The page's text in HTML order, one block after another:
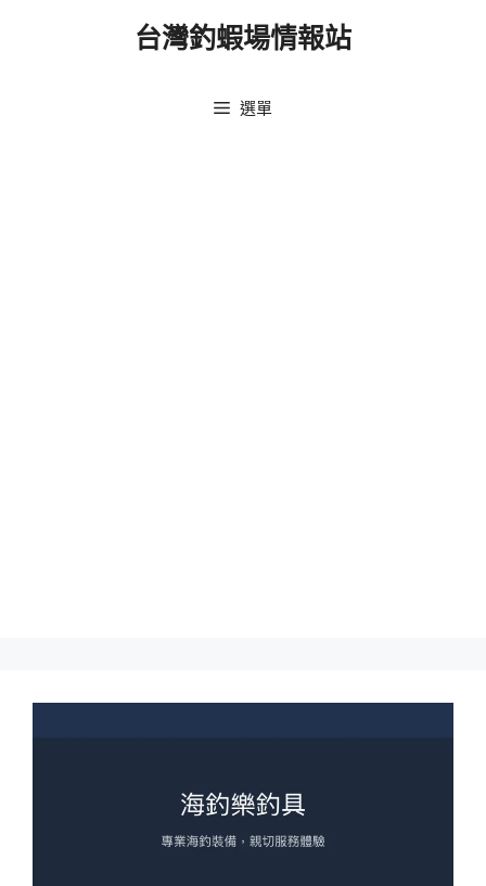
台灣釣蝦場情報站
選單